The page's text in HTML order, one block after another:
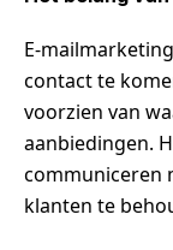
E-
contact te
voorzien van
aanbiedingen.
communiceren
klanten te